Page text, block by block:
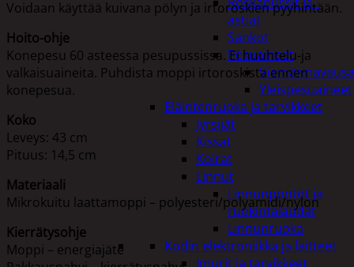
astiat
Sankot
Pesuaineet
Yleispesuaineet
Eläintenruoka ja tarvikkeet
Jyrsijät
Kissat
Koirat
Linnut
Linnunpöntöt ja
ruokintalaudat
Linnunruoka
Kodin elektroniikka ja laitteet
Imurit ja tarvikkeet
Voidaan käyttää kuivana pölyn ja irtoroskien pyyhintään.
Hoito-ohje
Konepesu 60 asteessa pesupussissa. Ei huuhtelu-ja
valkaisuaineita. Puhdista moppi irtoroskista ennen
konepesua.
Koko
Leveys: 43 cm
Pituus: 14,5 cm
Materiaali
Mikrokuitu laattamoppi – polyesteri/polyamidi/nylon
Kierrätysohje
Moppi – energiajäte